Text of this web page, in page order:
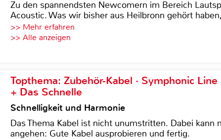
Zu den spannendsten Newcomern im Bereich
Acoustic. Was wir bisher aus Heilbronn gehört
>> Mehr erfahren
>> Alle anzeigen
Topthema: Zubehör-Kabel · Symphonic
+ Das Schnelle
Schnelligkeit und Harmonie
Das Thema Kabel ist nicht unumstritten. Dabei kann
angehen: Gute Kabel ausprobieren und fertig.